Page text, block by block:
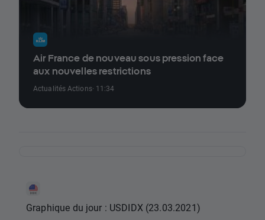
Air France de nouveau sous pression face
aux nouvelles restrictions
Actualités Actions· 11:34
Graphique du jour : USDIDX (23.03.2021)